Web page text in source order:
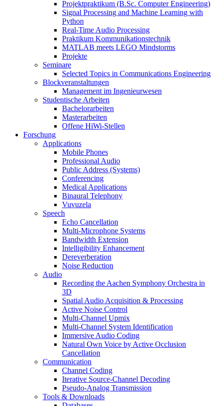
Projektpraktikum (B.Sc. Computer Engineering)
Signal Processing and Machine Learning with
Python
Real-Time Audio Processing
Praktikum Kommunikationstechnik
MATLAB meets LEGO Mindstorms
Projekte
Seminare
Selected Topics in Communications Engineering
Blockveranstaltungen
Management im Ingenieurwesen
Studentische Arbeiten
Bachelorarbeiten
Masterarbeiten
Offene HiWi-Stellen
Forschung
Applications
Mobile Phones
Professional Audio
Public Address (Systems)
Conferencing
Medical Applications
Binaural Telephony
Vuvuzela
Speech
Echo Cancellation
Multi-Microphone Systems
Bandwidth Extension
Intelligibility Enhancement
Dereverberation
Noise Reduction
Audio
Recording the Aachen Symphony Orchestra in
3D
Spatial Audio Acquisition & Processing
Active Noise Control
Multi-Channel Upmix
Multi-Channel System Identification
Immersive Audio Coding
Natural Own Voice by Active Occlusion
Cancellation
Communication
Channel Coding
Iterative Source-Channel Decoding
Pseudo-Analog Transmission
Tools & Downloads